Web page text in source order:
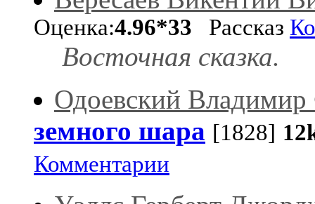
Оценка:4.96*33 Рассказ
Восточная сказка.
Одоевский
земного шара [1828]
Комментарии